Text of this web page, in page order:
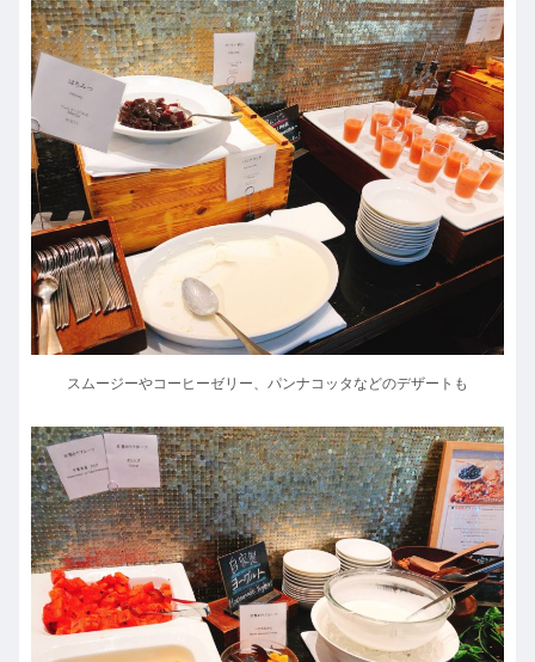
スムージーやコーヒーゼリー、パンナコッタなどのデザートも